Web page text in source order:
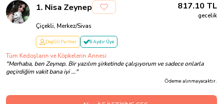
1. Nisa Zeynep 817.10 TL
gecelik
Çiçekli, Merkez/Sivas
DogGO Partner 6 Aydır Üye
Tüm Kedoşların ve Köpkelerin Annesi
"Merhaba, ben Zeynep. Bir yazılım şirketinde çalışıyorum ve sadece onlarla
geçirdiğim vakit bana iyi ..."
Ödeme alınmayacaktır.